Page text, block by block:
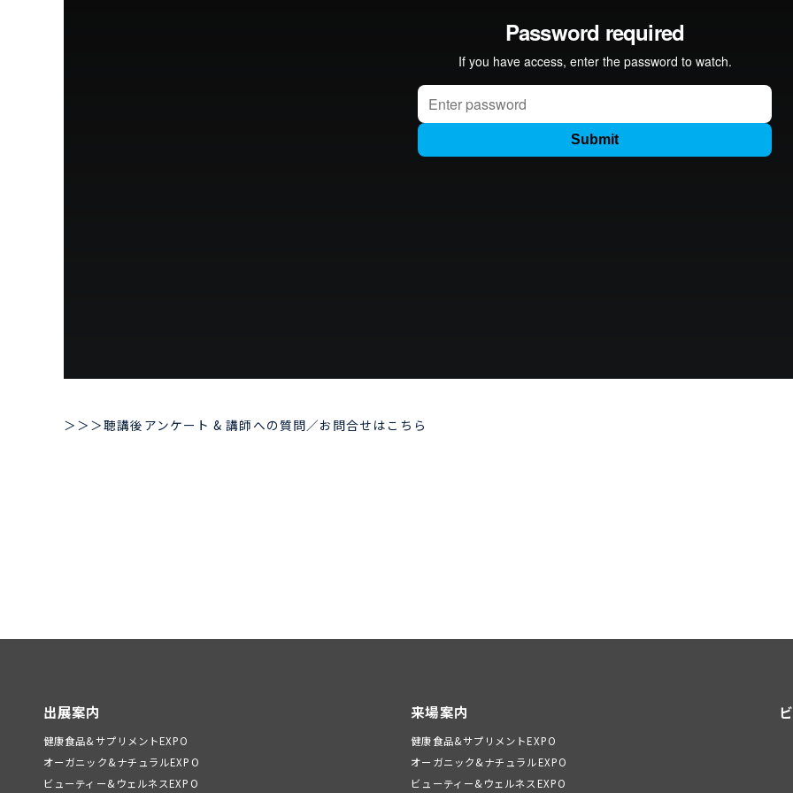
＞＞＞聴講後アンケート & 講師への質問／お問合せはこちら
出展案内
健康食品&サプリメントEXPO
オーガニック&ナチュラルEXPO
ビューティー&ウェルネスEXPO
来場案内
健康食品&サプリメントEXPO
オーガニック&ナチュラルEXPO
ビューティー&ウェルネスEXPO